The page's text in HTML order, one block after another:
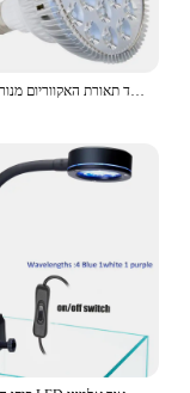
54W Led לחיות מחמד תאורת האקווריום מנורת LED אקווריום אור צמח הנורה עבור מלוחים שונית אלמוגים ימיים עוקה אצות UV IR אדום כחול